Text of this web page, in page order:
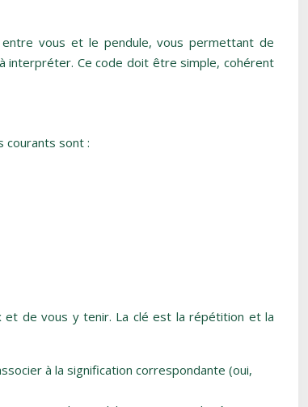
vous et le pendule, vous permettant de
interpréter. Ce code doit être simple, cohérent
courants sont :
et de vous y tenir. La clé est la répétition et la
à la signification correspondante (oui,